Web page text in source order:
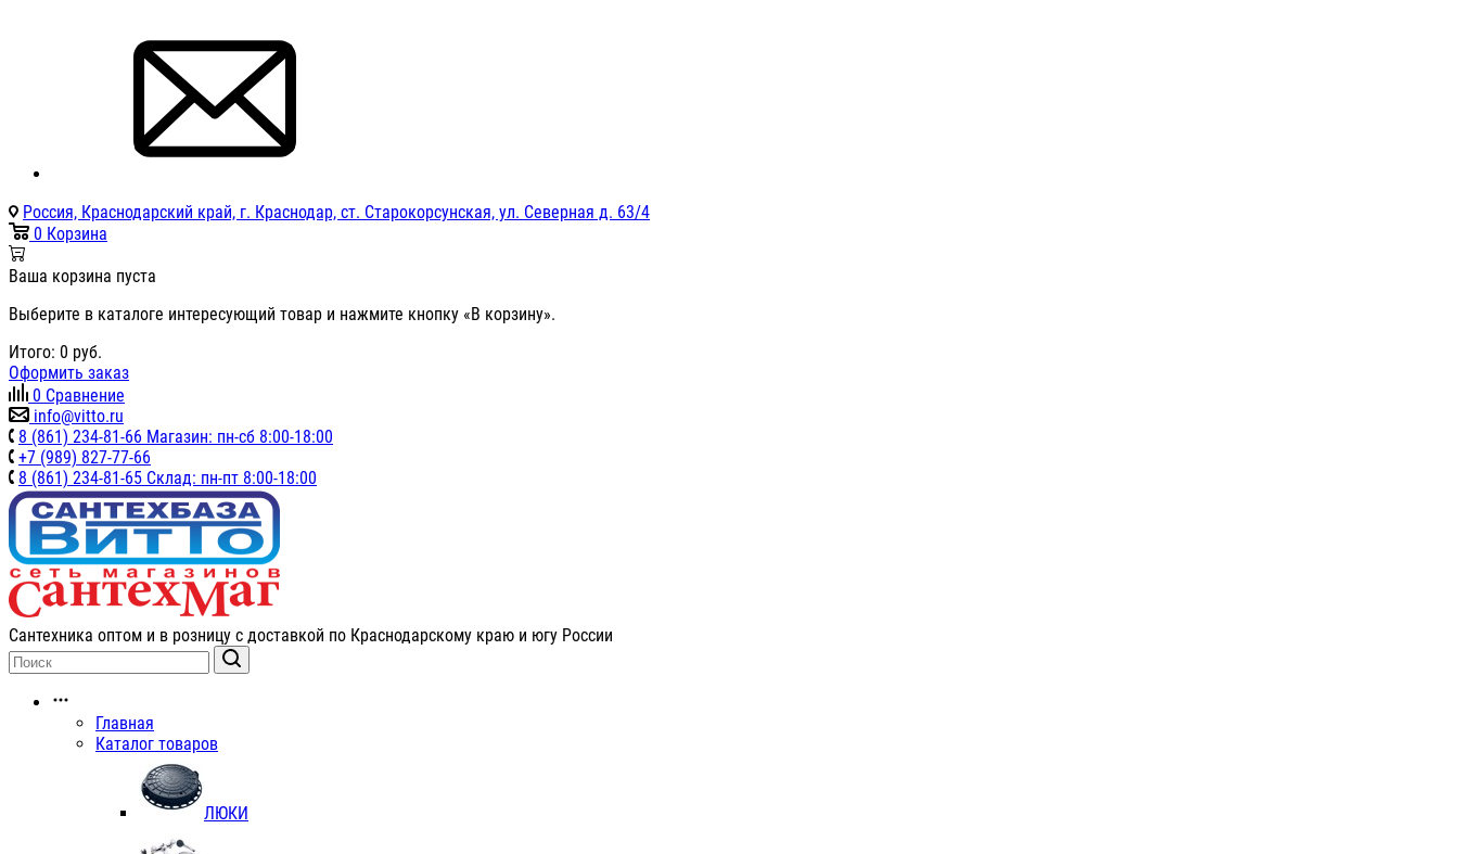
Россия, Краснодарский край, г. Краснодар, ст. Старокорсунская, ул. Северная д. 63/4
0 Корзина
Ваша корзина пуста
Выберите в каталоге интересующий товар и нажмите кнопку «В корзину».
Итого: 0 руб.
Оформить заказ
0 Сравнение
info@vitto.ru
8 (861) 234-81-66 Магазин: пн-сб 8:00-18:00
+7 (989) 827-77-66
8 (861) 234-81-65 Склад: пн-пт 8:00-18:00
Сантехника оптом и в розницу с доставкой по Краснодарскому краю и югу России
Главная
Каталог товаров
ЛЮКИ